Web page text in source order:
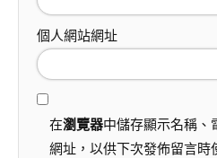
個人網站網址
在瀏覽器中儲存顯示名稱、
網址，以供下次發佈留言時